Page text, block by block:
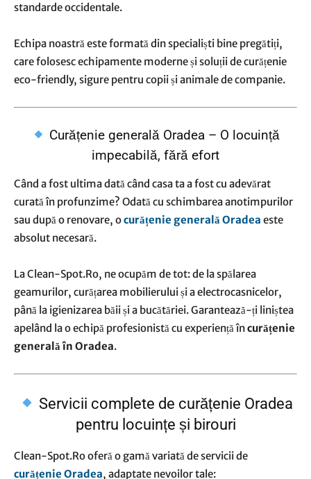
standarde occidentale.
Echipa noastră este formată din specialiști bine pregătiți,
care folosesc echipamente moderne și soluții de curățenie
eco-friendly, sigure pentru copii și animale de companie.
Curățenie generală Oradea – O locuință
impecabilă, fără efort
Când a fost ultima dată când casa ta a fost cu adevărat
curată în profunzime? Odată cu schimbarea anotimpurilor
sau după o renovare, ocurățenie generalăOradea este
absolut necesară.
La Clean-Spot.Ro, ne ocupăm de tot: de la spălarea
geamurilor, curățarea mobilierului și a electrocasnicelor,
până la igienizarea băii și a bucătăriei. Garantează-ți liniștea
apelând la o echipă profesionistă cu experiență încurățenie
generală în Oradea.
Servicii complete de curățenie Oradea
pentru locuințe și birouri
Clean-Spot.Ro oferă o gamă variată de servicii de
curățenie Oradea, adaptate nevoilor tale: